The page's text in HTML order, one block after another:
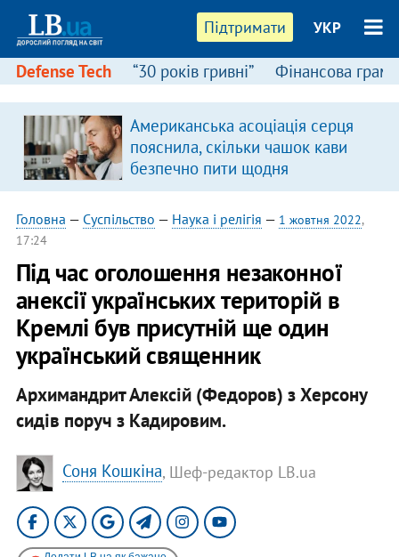
Підтримати УКР
Defense Tech “30 років гривні” Фінансова
Американська асоціація серця
пояснила, скільки чашок кави
безпечно пити щодня
Головна — Суспільство — Наука і релігія — 1 жовтня 2022,
17:24
Під час оголошення незаконної
анексії українських територій в
Кремлі був присутній ще один
український священник
Архимандрит Алексій (Федоров) з Херсону
сидів поруч з Кадировим.
Соня Кошкіна, Шеф-редактор LB.ua